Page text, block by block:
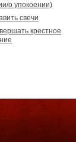
о упокоении)
свечи
крестное